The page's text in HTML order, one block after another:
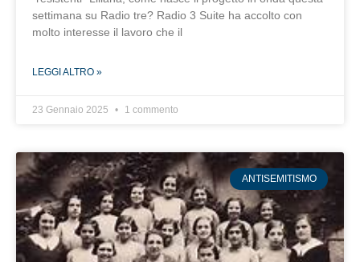
settimana su Radio tre? Radio 3 Suite ha accolto con
molto interesse il lavoro che il
LEGGI ALTRO »
23 Gennaio 2025 1 commento
ANTISEMITISMO